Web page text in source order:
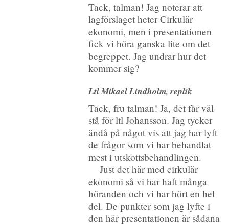
Tack, talman! Jag noterar att
lagförslaget heter Cirkulär
ekonomi, men i presentationen
fick vi höra ganska lite om det
begreppet. Jag undrar hur det
kommer sig?
Ltl Mikael Lindholm, replik
Tack, fru talman! Ja, det får väl
stå för ltl Johansson. Jag tycker
ändå på något vis att jag har lyft
de frågor som vi har behandlat
mest i utskottsbehandlingen.
Just det här med cirkulär
ekonomi så vi har haft många
höranden och vi har hört en hel
del. De punkter som jag lyfte i
den här presentationen är sådana